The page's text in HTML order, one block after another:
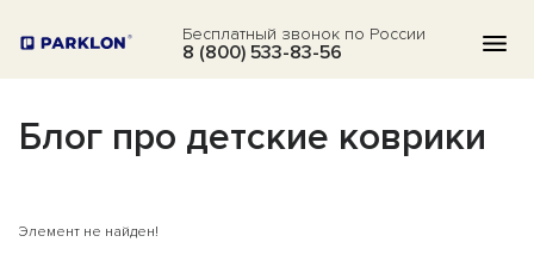
8 (800) 533-83-56
Бесплатный звонок по России
КАТАЛОГ
Блог про детские коврики
Элемент не найден!